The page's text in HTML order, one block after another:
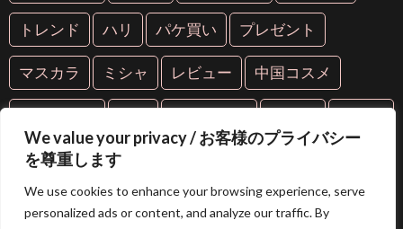
We value your privacy / お客様のプライバシー
を尊重します
We use cookies to enhance your browsing experience, serve
personalized ads or content, and analyze our traffic. By
トレンド ハリ パケ買い プレゼント
マスカラ ミシャ レビュー 中国コスメ
抗糖化 抗老化
美容 美容液 美白 美肌 芸能人愛用